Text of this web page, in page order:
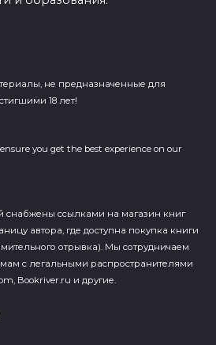
не предназначенные для
18 лет!
you get the best experience on our
cнабжены ссылками на магазин книг
автора, где доступна покупка книги
отрывка). Мы сотрудничаем
с легальными распространителями
Bookriver.ru и другие.